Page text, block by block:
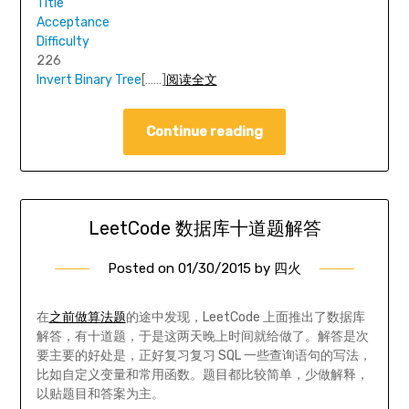
Title
Acceptance
Difficulty
226
Invert Binary Tree[……] 阅读全文
Continue reading
LeetCode 数据库十道题解答
Posted on 01/30/2015 by 四火
在之前做算法题的途中发现，LeetCode 上面推出了数据库
解答，有十道题，于是这两天晚上时间就给做了。解答是次
要主要的好处是，正好复习复习 SQL 一些查询语句的写法，
比如自定义变量和常用函数。题目都比较简单，少做解释，
以贴题目和答案为主。